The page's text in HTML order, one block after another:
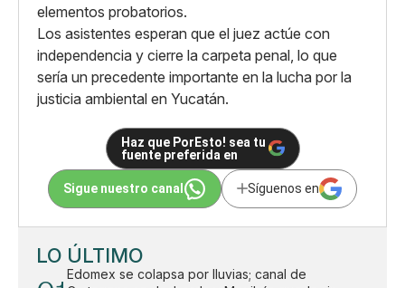
elementos probatorios.
Los asistentes esperan que el juez actúe con
independencia y cierre la carpeta penal, lo que
sería un precedente importante en la lucha por la
justicia ambiental en Yucatán.
Haz que PorEsto! sea tu
fuente preferida en
Sigue nuestro canal Síguenos en
LO ÚLTIMO
Edomex se colapsa por lluvias; canal de